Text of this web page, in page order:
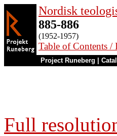
Nordisk
885-886
(1952-1957)
Table of Contents /
Project Runeberg
Full